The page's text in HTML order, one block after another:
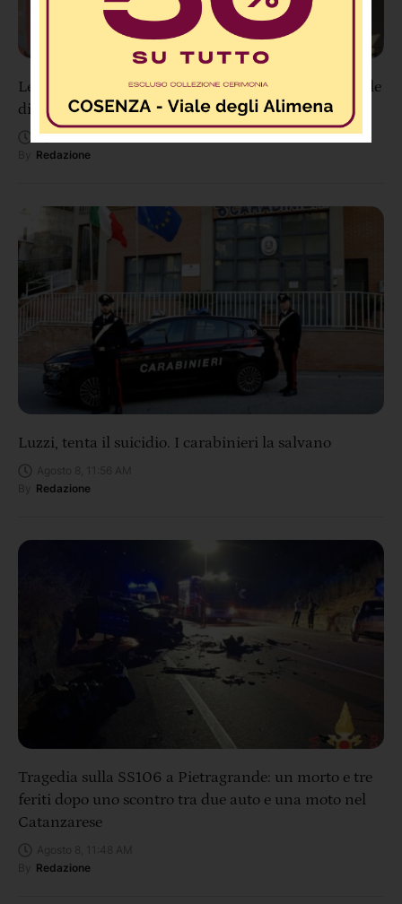
Lettere 2.0: “Ex Cabina Telecom davanti al Tribunale
di Cosenza diventa un dormitorio di fortuna”
Agosto 8, 12:28 PM
Redazione
Luzzi, tenta il suicidio. I carabinieri la salvano
Redazione
Tragedia sulla SS106 a Pietragrande: un morto e tre
feriti dopo uno scontro tra due auto e una moto nel
Catanzarese
Redazione